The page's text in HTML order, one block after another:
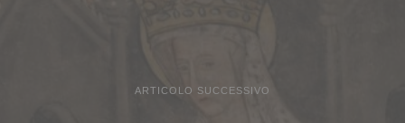
ARTICOLO SUCCESSIVO